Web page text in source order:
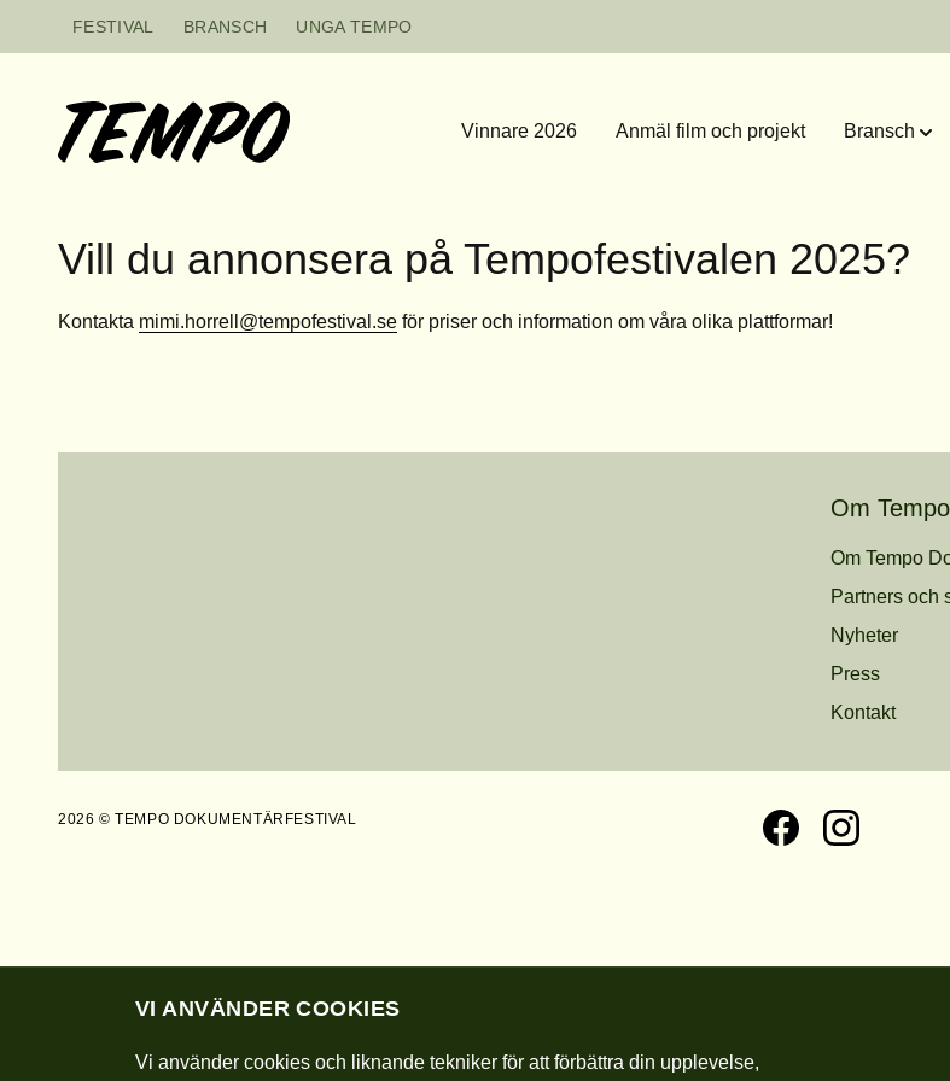
FESTIVAL BRANSCH UNGA TEMPO
Vinnare 2026 Anmäl film och projekt Bransch
Vill du annonsera på Tempofestivalen 2025?
Kontakta mimi.horrell@tempofestival.se för priser och information om våra olika plattformar!
Om Tempo
Om Tempo
Partners och
Nyheter
Press
Kontakt
2026 © TEMPO DOKUMENTÄRFESTIVAL
VI ANVÄNDER COOKIES
Vi använder cookies och liknande tekniker för att förbättra din upplevelse,